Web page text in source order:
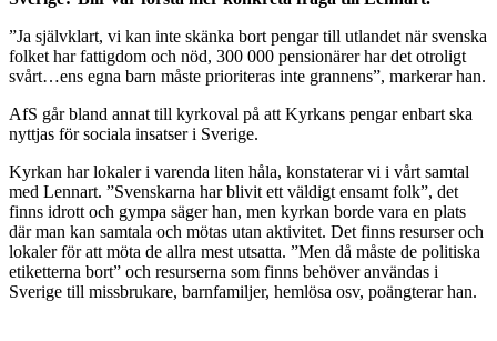
”Ja självklart, vi kan inte skänka bort pengar till utlandet när svenska
folket har fattigdom och nöd, 300 000 pensionärer har det otroligt
svårt…ens egna barn måste prioriteras inte grannens”, markerar han.
AfS går bland annat till kyrkoval på att Kyrkans pengar enbart ska
nyttjas för sociala insatser i Sverige.
Kyrkan har lokaler i varenda liten håla, konstaterar vi i vårt samtal
med Lennart. ”Svenskarna har blivit ett väldigt ensamt folk”, det
finns idrott och gympa säger han, men kyrkan borde vara en plats
där man kan samtala och mötas utan aktivitet. Det finns resurser och
lokaler för att möta de allra mest utsatta. ”Men då måste de politiska
etiketterna bort” och resurserna som finns behöver användas i
Sverige till missbrukare, barnfamiljer, hemlösa osv, poängterar han.